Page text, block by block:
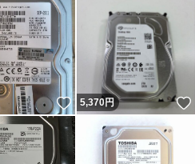
いいね！
5,370円